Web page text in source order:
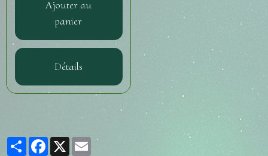
Ajouter au
panier
Détails
PartagerFacebook
X Email